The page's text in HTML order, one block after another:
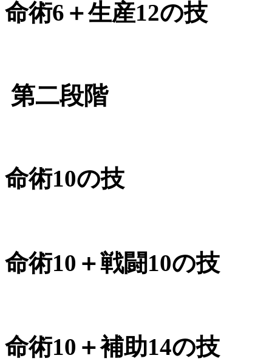
命術6＋生産12の技
第二段階
命術10の技
命術10＋戦闘10の技
命術10＋補助14の技